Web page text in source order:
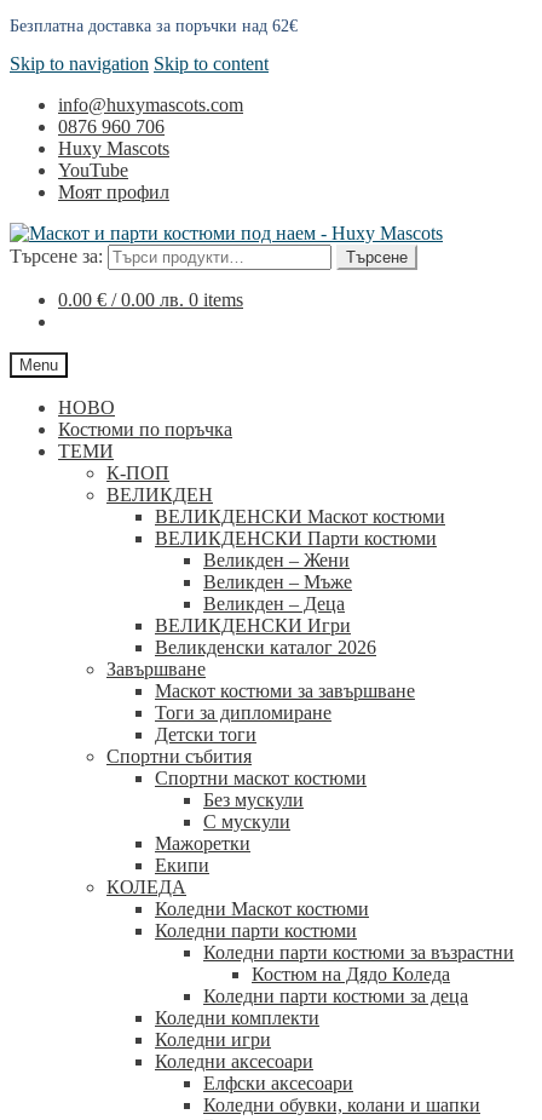
Безплатна доставка за поръчки над 62€
Skip to navigation Skip to content
info@huxymascots.com
0876 960 706
Huxy Mascots
YouTube
Моят профил
Търсене за: Търсене
0.00 € / 0.00 лв. 0 items
Menu
НОВО
Костюми по поръчка
ТЕМИ
К-ПОП
ВЕЛИКДЕН
ВЕЛИКДЕНСКИ Маскот костюми
ВЕЛИКДЕНСКИ Парти костюми
Великден – Жени
Великден – Мъже
Великден – Деца
ВЕЛИКДЕНСКИ Игри
Великденски каталог 2026
Завършване
Маскот костюми за завършване
Тоги за дипломиране
Детски тоги
Спортни събития
Спортни маскот костюми
Без мускули
С мускули
Мажоретки
Екипи
КОЛЕДА
Коледни Маскот костюми
Коледни парти костюми
Коледни парти костюми за възрастни
Костюм на Дядо Коледа
Коледни парти костюми за деца
Коледни комплекти
Коледни игри
Коледни аксесоари
Елфски аксесоари
Коледни обувки, колани и шапки